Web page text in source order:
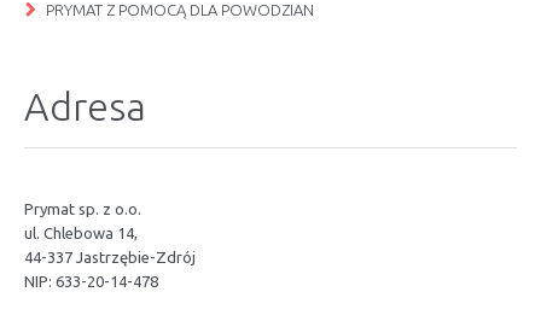
PRYMAT Z POMOCĄ DLA POWODZIAN
Adresa
Prymat sp. z o.o.
ul. Chlebowa 14,
44-337 Jastrzębie-Zdrój
NIP: 633-20-14-478